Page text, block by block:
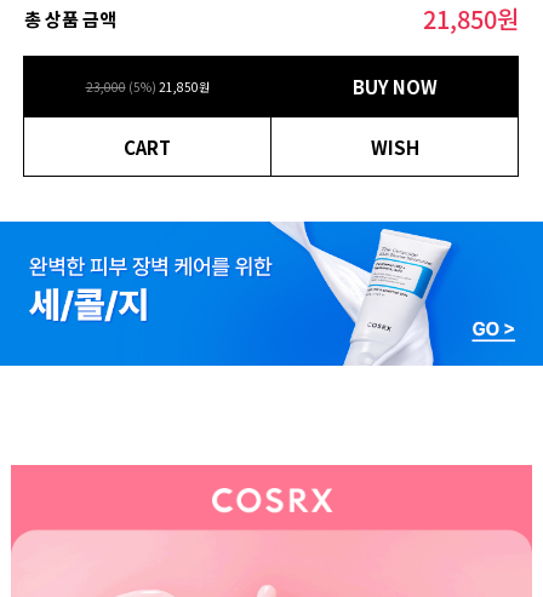
총 상품 금액 21,850원
23,000 (5%) 21,850원 BUY NOW
CART WISH